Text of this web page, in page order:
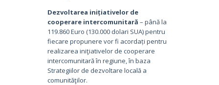
Dezvoltarea inițiativelor de
cooperare intercomunitară – până la
119.860 Euro (130.000 dolari SUA) pentru
fiecare propunere vor fi acordați pentru
realizarea iniţiativelor de cooperare
intercomunitară în regiune, în baza
Strategiilor de dezvoltare locală a
comunităţilor.